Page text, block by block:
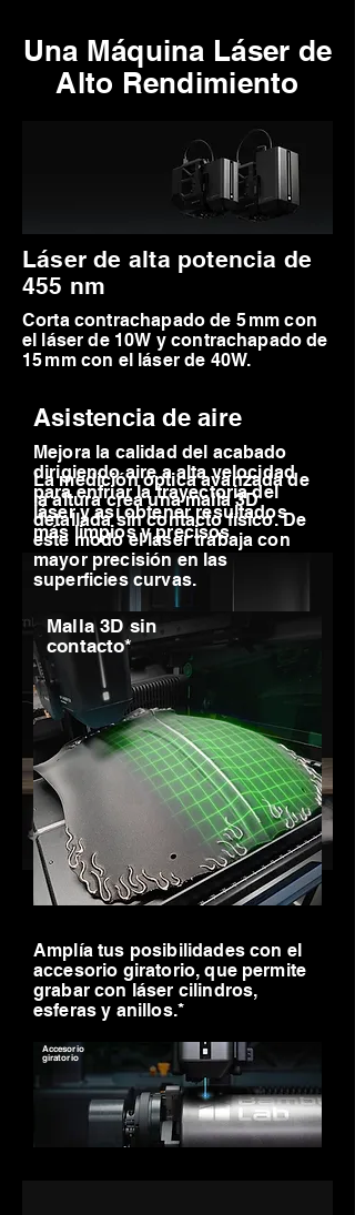
Una Máquina Láser de
Alto Rendimiento
Láser de alta potencia de
455 nm
Corta contrachapado de 5 mm con
el láser de 10 W y contrachapado de
15 mm con el láser de 40 W.
Asistencia de aire
Mejora la calidad del acabado
dirigiendo aire a alta velocidad
para enfriar la trayectoria del
láser y así obtener resultados
más limpios y precisos.
La medición óptica avanzada de
la altura crea una malla 3D
detallada sin contacto físico. De
este modo el láser trabaja con
mayor precisión en las
superficies curvas.
Malla 3D sin
contacto*
Amplía tus posibilidades con el
accesorio giratorio, que permite
grabar con láser cilindros,
esferas y anillos.*
Accesorio
giratorio